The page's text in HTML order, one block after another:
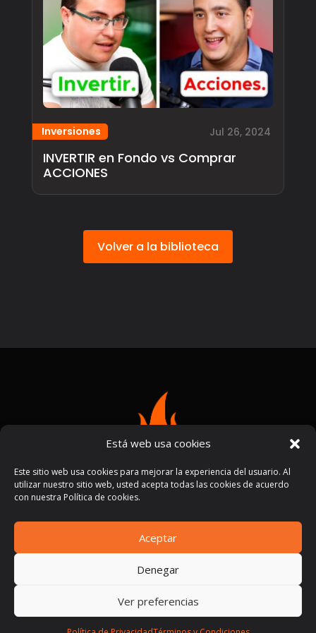
Está web usa cookies
Este sitio web usa cookies para mejorar la experiencia del usuario. Al
utilizar nuestro sitio web, usted acepta todas las cookies de acuerdo
con nuestra Política de cookies.
Aceptar
Denegar
Ver preferencias
Inversiones Jul 26, 2024
INVERTIR en Fondo vs Comprar
ACCIONES
Volver a la biblioteca
Términos y condiciones|Políticas de privacidad